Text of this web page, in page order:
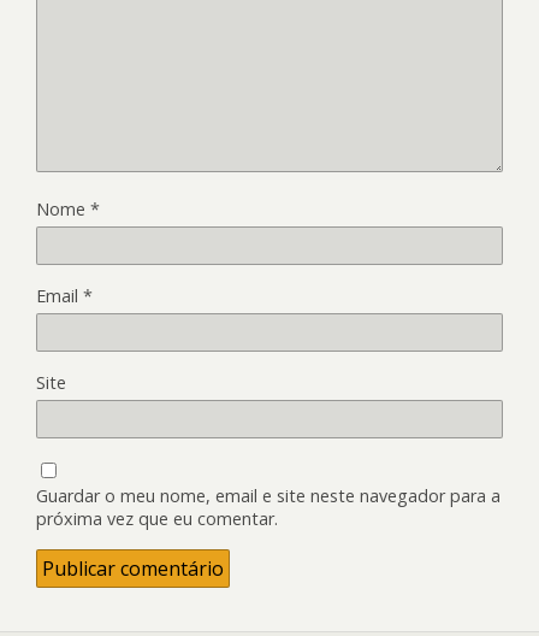
Nome *
Email *
Site
Guardar o meu nome, email e site neste navegador para a
próxima vez que eu comentar.